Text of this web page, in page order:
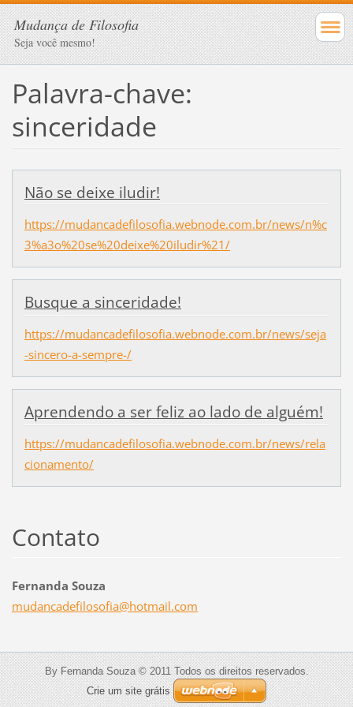
Mudança de Filosofia
Seja você mesmo!
Palavra-chave:
sinceridade
Não se deixe iludir!
https://mudancadefilosofia.webnode.com.br/news/n%c
3%a3o%20se%20deixe%20iludir%21/
Busque a sinceridade!
https://mudancadefilosofia.webnode.com.br/news/seja
-sincero-a-sempre-/
Aprendendo a ser feliz ao lado de alguém!
https://mudancadefilosofia.webnode.com.br/news/rela
cionamento/
Contato
Fernanda Souza
mudancadefilosofia@hotmail.com
By Fernanda Souza © 2011 Todos os direitos reservados.
Crie um site grátis